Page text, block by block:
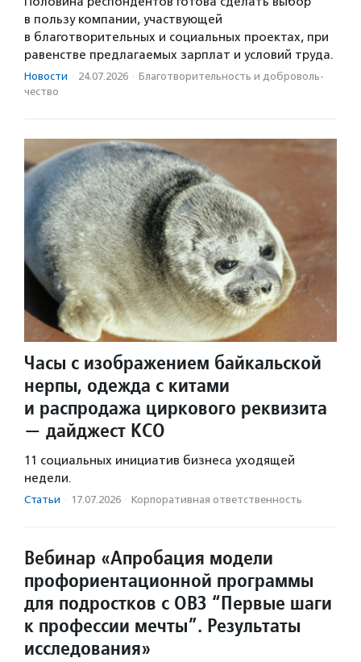
в пользу компании, участвующей
в благотворительных и социальных проектах, при
равенстве предлагаемых зарплат и условий труда.
Новости · 24.07.2026 · Благотвори­тель­ность и доброволь­
чест­во
Часы с изображением байкальской
нерпы, одежда с китами
и распродажа циркового реквизита
— дайджест КСО
11 социальных инициатив бизнеса уходящей
недели.
Статьи · 17.07.2026 · Корпоративная ответственность
Вебинар «Апробация модели
профориентационной программы
для подростков с ОВЗ “Первые шаги
к профессии мечты”. Результаты
исследования»